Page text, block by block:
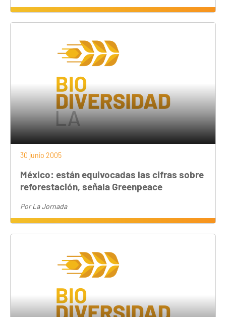
30 junio 2005
México: están equivocadas las cifras sobre
reforestación, señala Greenpeace
PorLa Jornada